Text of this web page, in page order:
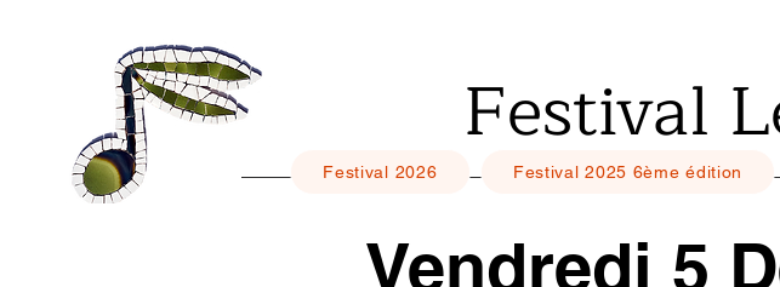
Festival
Festival 2026 Festival 2025 6ème édition
Vendredi 5